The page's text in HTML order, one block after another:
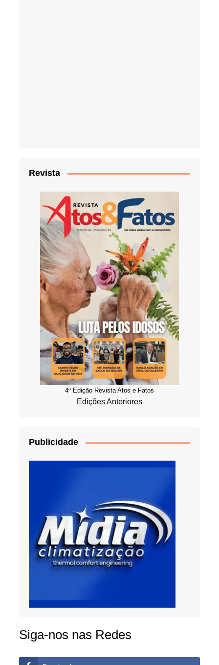
Revista
4ª Edição Revista Atos e Fatos
Edições Anteriores
Publicidade
Siga-nos nas Redes